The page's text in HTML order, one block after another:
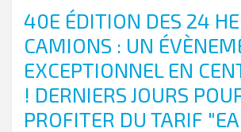
40E ÉDITION DES 24
CAMIONS : UN
EXCEPTIONNEL EN
! DERNIERS JOURS
PROFITER DU TARIF